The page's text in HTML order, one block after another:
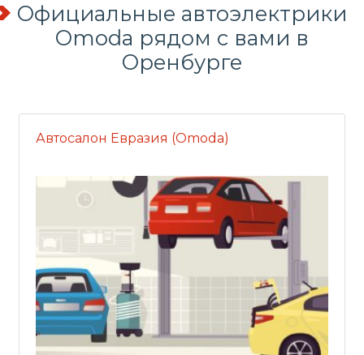
Официальные автоэлектрики
Omoda рядом с вами в
Оренбурге
Автосалон Евразия (Omoda)